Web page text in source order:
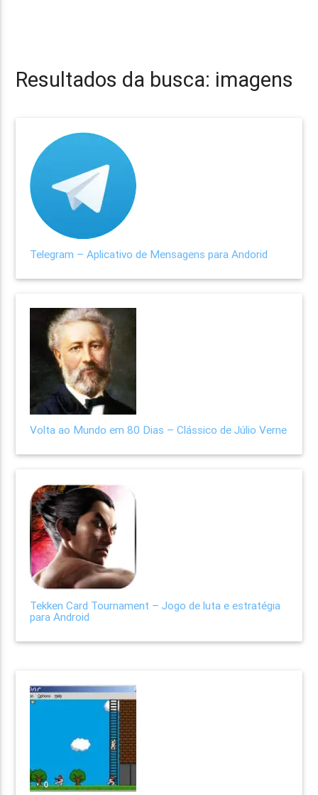
Resultados da busca: imagens
Telegram – Aplicativo de Mensagens para Andorid
Volta ao Mundo em 80 Dias – Clássico de Júlio Verne
Tekken Card Tournament – Jogo de luta e estratégia
para Android